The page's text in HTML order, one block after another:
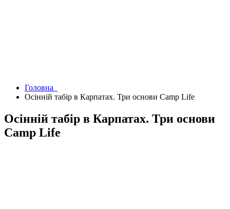
Головна
Осінній табір в Карпатах. Три основи Camp Life
Осінній табір в Карпатах. Три основи
Camp Life